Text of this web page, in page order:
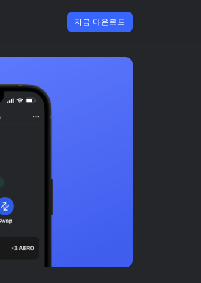
지금 다운로드